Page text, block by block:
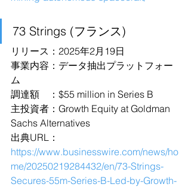
73 Strings (フランス)
リリース：2025年2月19日
事業内容：データ抽出プラットフォー
ム
調達額　：$55 million in Series B
主投資者：Growth Equity at Goldman
Sachs Alternatives
出典URL：
https://www.businesswire.com/news/ho
me/20250219284432/en/73-Strings-
Secures-55m-Series-B-Led-by-Growth-